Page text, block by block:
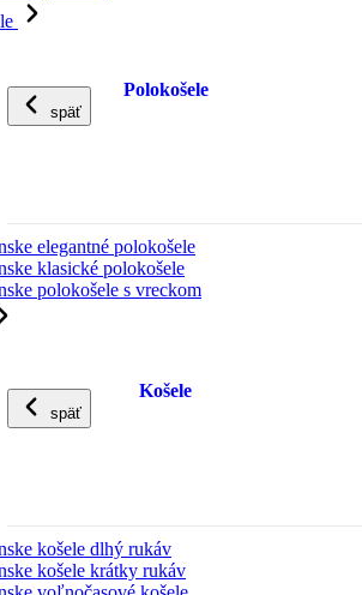
späť
Polokošele
elegantné polokošele
klasické polokošele
polokošele s vreckom
späť
Košele
košele dlhý rukáv
košele krátky rukáv